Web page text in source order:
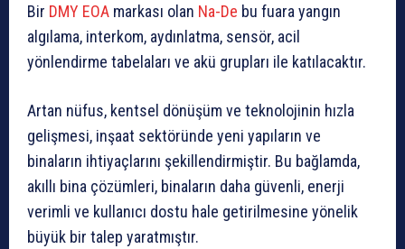
Bir DMY EOA markası olan Na-De bu fuara yangın
algılama, interkom, aydınlatma, sensör, acil
yönlendirme tabelaları ve akü grupları ile katılacaktır.
Artan nüfus, kentsel dönüşüm ve teknolojinin hızla
gelişmesi, inşaat sektöründe yeni yapıların ve
binaların ihtiyaçlarını şekillendirmiştir. Bu bağlamda,
akıllı bina çözümleri, binaların daha güvenli, enerji
verimli ve kullanıcı dostu hale getirilmesine yönelik
büyük bir talep yaratmıştır.